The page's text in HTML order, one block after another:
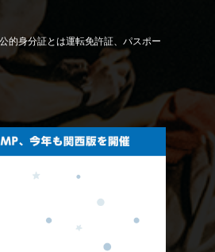
的身分証とは運転免許証、パスポー